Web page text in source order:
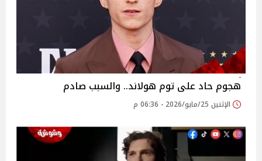
هجوم حاد على توم هولاند.. والسبب صادم
الإثنين 25/مايو/2026 - 06:36 م